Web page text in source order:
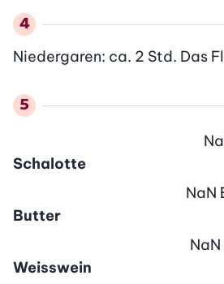
Niedergaren: ca. 2 Std. Das
Schalotte
Butter
NaN
Weisswein
NaN